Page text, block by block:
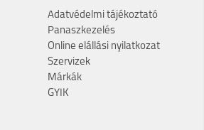
Adatvédelmi tájékoztató
Panaszkezelés
Online elállási nyilatkozat
Szervizek
Márkák
GYIK